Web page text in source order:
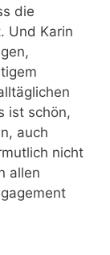
die
Und Karin
ist schön,
auch
nicht
allen